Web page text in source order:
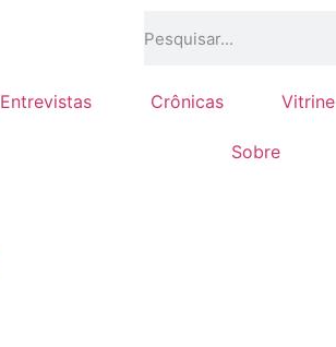
Entrevistas Crônicas Vitrine
Sobre